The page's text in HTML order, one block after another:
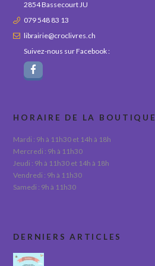
2854 Bassecourt JU
079 548 83 13
librairie@croclivres.ch
Suivez-nous sur Facebook :
HORAIRE DE LA BOUTIQUE
Mardi : 9h à 11h30 et 14h à 18h
Mercredi : 9h à 11h30
Jeudi : 9h à 11h30 et 14h à 18h
Vendredi : 9h à 11h30
Samedi : 9h à 11h30
DERNIERS ARTICLES